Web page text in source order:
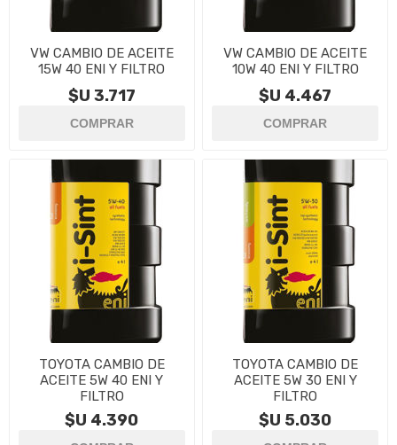
VW CAMBIO DE ACEITE
15W 40 ENI Y FILTRO
$U 3.717
VW CAMBIO DE ACEITE
10W 40 ENI Y FILTRO
$U 4.467
TOYOTA CAMBIO DE
ACEITE 5W 40 ENI Y
FILTRO
$U 4.390
TOYOTA CAMBIO DE
ACEITE 5W 30 ENI Y
FILTRO
$U 5.030